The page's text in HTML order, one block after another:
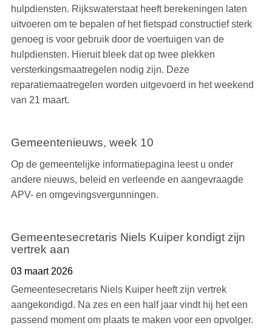
hulpdiensten. Rijkswaterstaat heeft berekeningen laten
uitvoeren om te bepalen of het fietspad constructief sterk
genoeg is voor gebruik door de voertuigen van de
hulpdiensten. Hieruit bleek dat op twee plekken
versterkingsmaatregelen nodig zijn. Deze
reparatiemaatregelen worden uitgevoerd in het weekend
van 21 maart.
Gemeentenieuws, week 10
Op de gemeentelijke informatiepagina leest u onder
andere nieuws, beleid en verleende en aangevraagde
APV- en omgevingsvergunningen.
Gemeentesecretaris Niels Kuiper kondigt zijn
vertrek aan
03 maart 2026
Gemeentesecretaris Niels Kuiper heeft zijn vertrek
aangekondigd. Na zes en een half jaar vindt hij het een
passend moment om plaats te maken voor een opvolger.